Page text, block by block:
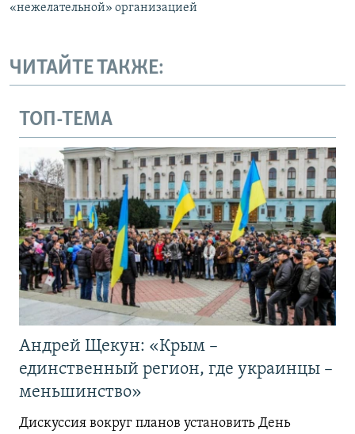
«нежелательной» организацией
ЧИТАЙТЕ ТАКЖЕ:
ТОП-ТЕМА
Андрей Щекун: «Крым –
единственный регион, где украинцы –
меньшинство»
Дискуссия вокруг планов установить День